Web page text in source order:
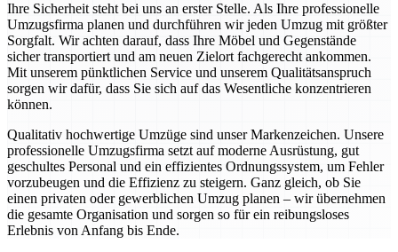
Ihre Sicherheit steht bei uns an erster Stelle. Als Ihre professionelle
Umzugsfirma planen und durchführen wir jeden Umzug mit größter
Sorgfalt. Wir achten darauf, dass Ihre Möbel und Gegenstände
sicher transportiert und am neuen Zielort fachgerecht ankommen.
Mit unserem pünktlichen Service und unserem Qualitätsanspruch
sorgen wir dafür, dass Sie sich auf das Wesentliche konzentrieren
können.
Qualitativ hochwertige Umzüge sind unser Markenzeichen. Unsere
professionelle Umzugsfirma setzt auf moderne Ausrüstung, gut
geschultes Personal und ein effizientes Ordnungssystem, um Fehler
vorzubeugen und die Effizienz zu steigern. Ganz gleich, ob Sie
einen privaten oder gewerblichen Umzug planen – wir übernehmen
die gesamte Organisation und sorgen so für ein reibungsloses
Erlebnis von Anfang bis Ende.